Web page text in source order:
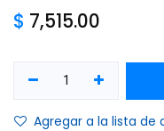
$ 7,515.00
Agregar a la lista de